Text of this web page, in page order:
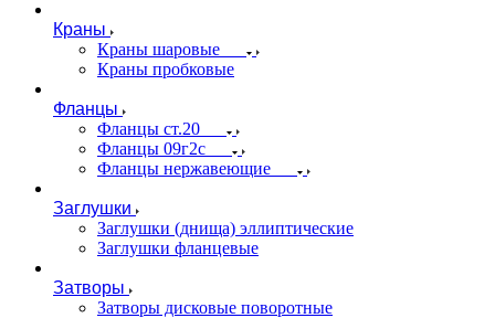
Краны
Краны шаровые
Краны пробковые
Фланцы
Фланцы ст.20
Фланцы 09г2с
Фланцы нержавеющие
Заглушки
Заглушки (днища) эллиптические
Заглушки фланцевые
Затворы
Затворы дисковые поворотные